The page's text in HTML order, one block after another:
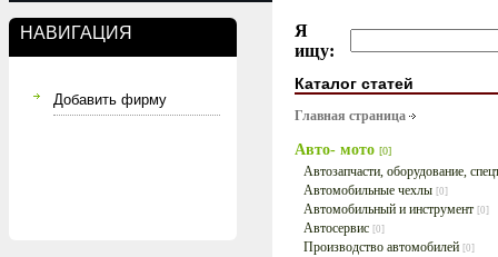
НАВИГАЦИЯ
Добавить фирму
Я
ищу:
Каталог статей
Главная страница
Авто- мото [0]
Автозапчасти, оборудование,
Автомобильные чехлы [0]
Автомобильный и инструмент [0]
Автосервис [0]
Производство автомобилей [0]